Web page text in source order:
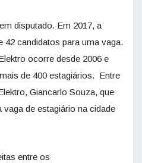
disputado. Em 2017, a
candidatos para uma vaga.
ocorre desde 2006 e
de 400 estagiários. Entre
Giancarlo Souza, que
de estagiário na cidade
entre os